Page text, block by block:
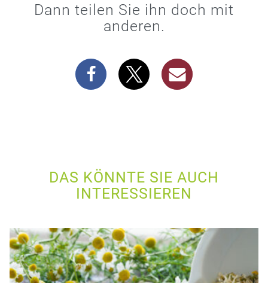
Dann teilen Sie ihn doch mit
anderen.
DAS KÖNNTE SIE AUCH
INTERESSIEREN